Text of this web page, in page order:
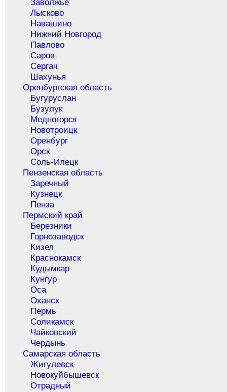
Заволжье
Лысково
Навашино
Нижний Новгород
Павлово
Саров
Сергач
Шахунья
Оренбургская область
Бугуруслан
Бузулук
Медногорск
Новотроицк
Оренбург
Орск
Соль-Илецк
Пензенская область
Заречный
Кузнецк
Пенза
Пермский край
Березники
Горнозаводск
Кизел
Краснокамск
Кудымкар
Кунгур
Оса
Оханск
Пермь
Соликамск
Чайковский
Чердынь
Самарская область
Жигулевск
Новокуйбышевск
Отрадный